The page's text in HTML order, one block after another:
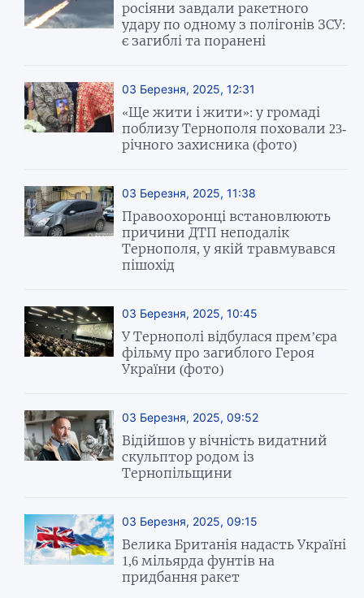
росіяни завдали ракетного
удару по одному з полігонів ЗСУ:
є загиблі та поранені
03 Березня, 2025, 12:31
«Ще жити і жити»: у громаді
поблизу Тернополя поховали 23-
річного захисника (фото)
03 Березня, 2025, 11:38
Правоохоронці встановлюють
причини ДТП неподалік
Тернополя, у якій травмувався
пішохід
03 Березня, 2025, 10:45
У Тернополі відбулася прем’єра
фільму про загиблого Героя
України (фото)
03 Березня, 2025, 09:52
Відійшов у вічність видатний
скульптор родом із
Тернопільщини
03 Березня, 2025, 09:15
Велика Британія надасть Україні
1,6 мільярда фунтів на
придбання ракет